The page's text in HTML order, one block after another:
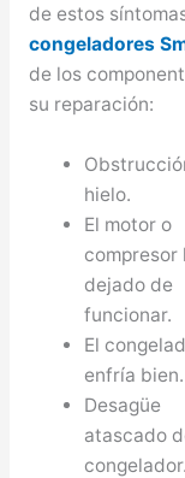
de estos
congeladores
de los
su reparación:
hielo.
El motor o
compresor
dejado de
funcionar.
El
enfría bien.
Desagüe
atascado
congelador.